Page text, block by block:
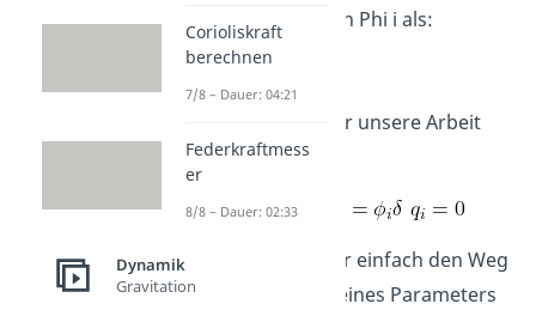
definieren uns ein Phi i als:
Damit können wir unsere Arbeit
umschreiben
Hierbei haben wir einfach den Weg
in Abhängigkeit eines Parameters
Corioliskraft
berechnen
7/8 – Dauer: 04:21
Federkraftmess
er
8/8 – Dauer: 02:33
Dynamik
Gravitation